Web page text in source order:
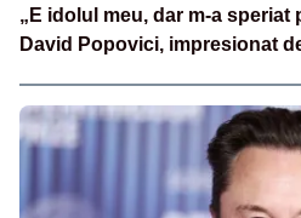
„E idolul meu, dar m-a
David Popovici, impresionat